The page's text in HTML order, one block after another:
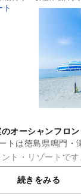
, 自然体験・アクティ
オーシャンフロン
トは徳島県鳴門・
ートです。 とにかくアク
！プライベート
続きをみる